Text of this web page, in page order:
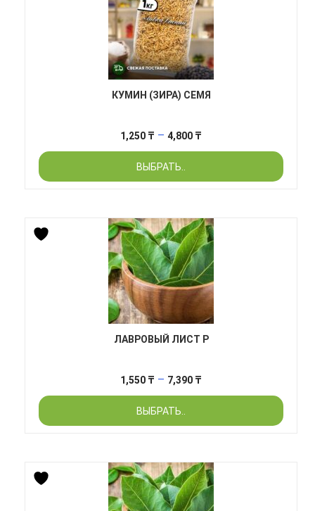
КУМИН (ЗИРА) СЕМЯ
1,250 ₸ – 4,800 ₸
цен:
–
ВЫБРАТЬ..
ЛАВРОВЫЙ ЛИСТ Р
1,550 ₸ – 7,390 ₸
цен:
–
ВЫБРАТЬ..